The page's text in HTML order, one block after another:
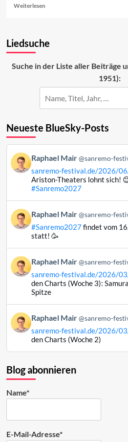
WeiterlesenRead
Gast
Liedsuche
Suche in der Liste aller Beiträge
1951):
Neueste BlueSky-Posts
Beitrag
von
Raphael
ansehen
Raphael Mair @sanremo-
sanremo-festival.de/2026/
Ariston-Theaters lohnt sich!
#Sanremo2027
Beitrag
von
Raphael
Bluesky
ansehen
Raphael Mair @sanremo-
#Sanremo2027findet vom
statt! 🥳
Beitrag
von
Raphael
ansehen
Raphael Mair @sanremo-
sanremo-festival.de/2026/
den Charts (Woche 3):
Spitze
Beitrag
von
Raphael
Bluesky
ansehen
Raphael Mair @sanremo-
sanremo-festival.de/2026/
den Charts (Woche 2)
Blog abonnieren
Name*
E-Mail-Adresse*